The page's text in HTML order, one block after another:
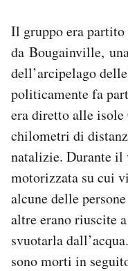
Newsletter
Notifiche mobile
Regala il Post
Hai bisogno di
Il gruppo era
da Bougainville,
dell’arcipelago
politicamente fa
era diretto alle isole
chilometri di
natalizie. Durante il
motorizzata su cui
alcune delle
altre erano riuscite
svuotarla
sono morti in